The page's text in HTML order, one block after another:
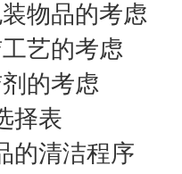
品的考虑
艺的考虑
的考虑
择表
清洁程序